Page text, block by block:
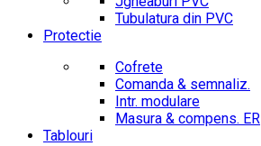
Tubulatura din PVC
Protectie
Cofrete
Comanda & semnaliz.
Intr. modulare
Masura & compens. ER
Tablouri